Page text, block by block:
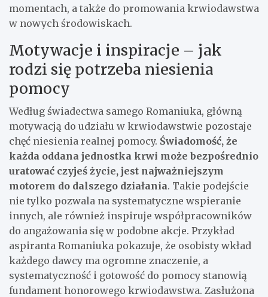
momentach, a także do promowania krwiodawstwa
w nowych środowiskach.
Motywacje i inspiracje – jak
rodzi się potrzeba niesienia
pomocy
Według świadectwa samego Romaniuka, główną
motywacją do udziału w krwiodawstwie pozostaje
chęć niesienia realnej pomocy. Świadomość, że
każda oddana jednostka krwi może bezpośrednio
uratować czyjeś życie, jest najważniejszym
motorem do dalszego działania. Takie podejście
nie tylko pozwala na systematyczne wspieranie
innych, ale również inspiruje współpracowników
do angażowania się w podobne akcje. Przykład
aspiranta Romaniuka pokazuje, że osobisty wkład
każdego dawcy ma ogromne znaczenie, a
systematyczność i gotowość do pomocy stanowią
fundament honorowego krwiodawstwa. Zasłużona